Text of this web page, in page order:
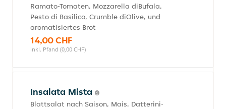
Ramato-Tomaten, Mozzarella diBufala,
Pesto di Basilico, Crumble diOlive, und
aromatisiertes Brot
14,00 CHF
inkl. Pfand (0,00 CHF)
Insalata Mista
Blattsalat nach Saison, Mais, Datterini-